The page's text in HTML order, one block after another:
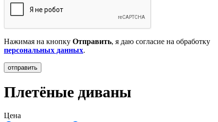
Нажимая на кнопку Отправить, я даю согласие на обработку
персональных данных.
Плетёные диваны
Цена